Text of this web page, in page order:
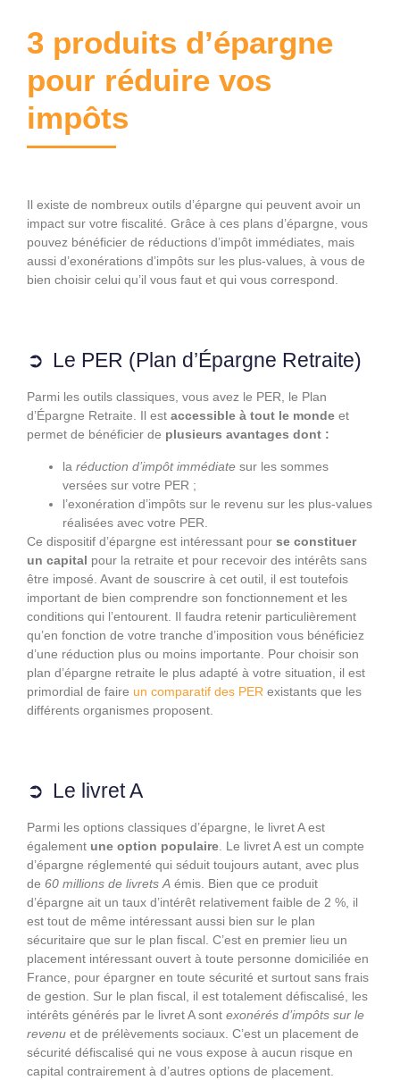
3 produits d’épargne
pour réduire vos
impôts
Il existe de nombreux outils d’épargne qui peuvent avoir un
impact sur votre fiscalité. Grâce à ces plans d’épargne, vous
pouvez bénéficier de réductions d’impôt immédiates, mais
aussi d’exonérations d’impôts sur les plus-values, à vous de
bien choisir celui qu’il vous faut et qui vous correspond.
Le PER (Plan d’Épargne Retraite)
Parmi les outils classiques, vous avez le PER, le Plan
d’Épargne Retraite. Il est accessible à tout le monde et
permet de bénéficier de plusieurs avantages dont :
la réduction d’impôt immédiate sur les sommes
versées sur votre PER ;
l’exonération d’impôts sur le revenu sur les plus-values
réalisées avec votre PER.
Ce dispositif d’épargne est intéressant pour se constituer
un capital pour la retraite et pour recevoir des intérêts sans
être imposé. Avant de souscrire à cet outil, il est toutefois
important de bien comprendre son fonctionnement et les
conditions qui l’entourent. Il faudra retenir particulièrement
qu’en fonction de votre tranche d’imposition vous bénéficiez
d’une réduction plus ou moins importante. Pour choisir son
plan d’épargne retraite le plus adapté à votre situation, il est
primordial de faire un comparatif des PER existants que les
différents organismes proposent.
Le livret A
Parmi les options classiques d’épargne, le livret A est
également une option populaire . Le livret A est un compte
d’épargne réglementé qui séduit toujours autant, avec plus
de 60 millions de livrets A émis. Bien que ce produit
d’épargne ait un taux d’intérêt relativement faible de 2 %, il
est tout de même intéressant aussi bien sur le plan
sécuritaire que sur le plan fiscal. C’est en premier lieu un
placement intéressant ouvert à toute personne domiciliée en
France, pour épargner en toute sécurité et surtout sans frais
de gestion. Sur le plan fiscal, il est totalement défiscalisé, les
intérêts générés par le livret A sont exonérés d’impôts sur le
revenu et de prélèvements sociaux. C’est un placement de
sécurité défiscalisé qui ne vous expose à aucun risque en
capital contrairement à d’autres options de placement.